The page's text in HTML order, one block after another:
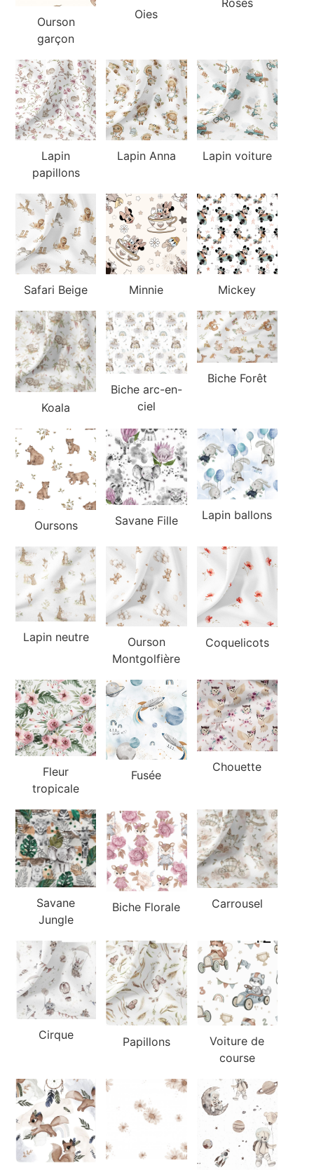
Ourson
garçon
Oies
Roses
Lapin
papillons
Lapin Anna Lapin voiture
Safari Beige Minnie Mickey
Koala
Biche arc-en-
ciel
Biche Forêt
Oursons Savane Fille Lapin ballons
Lapin neutre
Ourson
Montgolfière
Coquelicots
Fleur
tropicale
Fusée
Chouette
Savane
Jungle
Biche Florale Carrousel
Cirque
Papillons
Voiture de
course